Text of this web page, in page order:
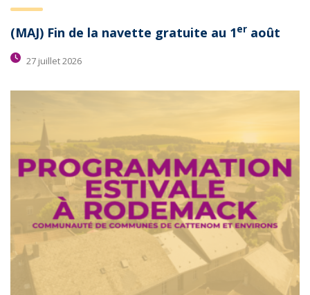
(MAJ) Fin de la navette gratuite au 1er août
27 juillet 2026